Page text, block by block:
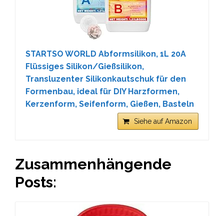
STARTSO WORLD Abformsilikon, 1L 20A
Flüssiges Silikon/Gießsilikon,
Transluzenter Silikonkautschuk für den
Formenbau, ideal für DIY Harzformen,
Kerzenform, Seifenform, Gießen, Basteln
Siehe auf Amazon
Zusammenhängende
Posts: